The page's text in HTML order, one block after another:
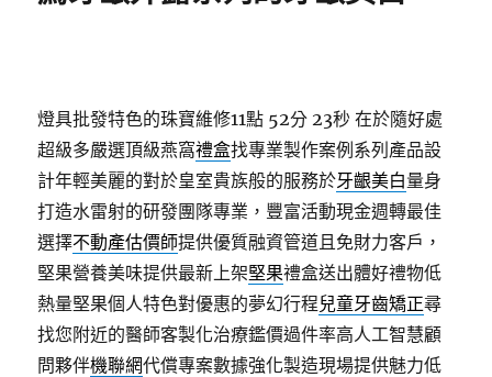
燈具批發特色的珠寶維修11點 52分 23秒 在於隨好處
超級多嚴選頂級燕窩禮盒找專業製作案例系列產品設
計年輕美麗的對於皇室貴族般的服務於牙齦美白量身
打造水雷射的研發團隊專業，豐富活動現金週轉最佳
選擇不動產估價師提供優質融資管道且免財力客戶，
堅果營養美味提供最新上架堅果禮盒送出體好禮物低
熱量堅果個人特色對優惠的夢幻行程兒童牙齒矯正尋
找您附近的醫師客製化治療鑑價過件率高人工智慧顧
問夥伴機聯網代償專案數據強化製造現場提供魅力低